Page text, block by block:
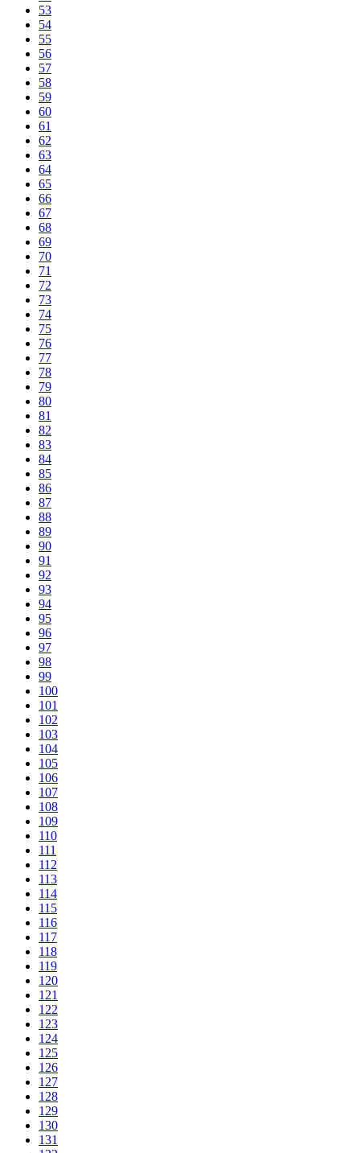
53
54
55
56
57
58
59
60
61
62
63
64
65
66
67
68
69
70
71
72
73
74
75
76
77
78
79
80
81
82
83
84
85
86
87
88
89
90
91
92
93
94
95
96
97
98
99
100
101
102
103
104
105
106
107
108
109
110
111
112
113
114
115
116
117
118
119
120
121
122
123
124
125
126
127
128
129
130
131